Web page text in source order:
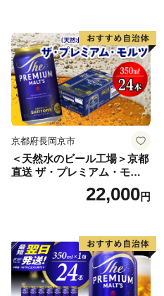
京都府長岡京市
＜天然水のビール工場＞京都
直送 ザ・プレミアム・モル
ツ 350ml×24本 プレモル [149
22,000円